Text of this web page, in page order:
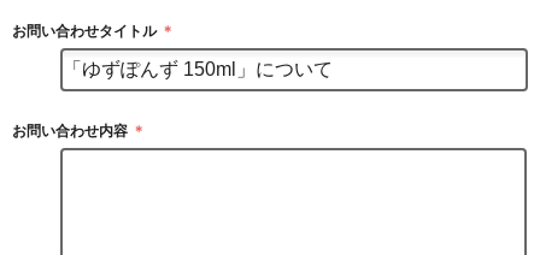
お問い合わせタイトル ＊
お問い合わせ内容 ＊